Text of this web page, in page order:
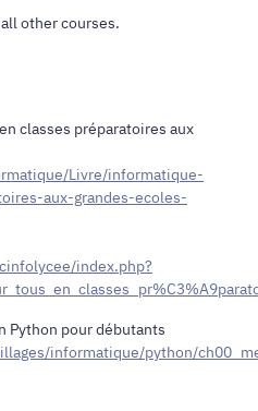
other courses.
classes préparatoires aux
Livre/informatique-
aux-grandes-ecoles-
index.php?
Python pour débutants
informatique/python/